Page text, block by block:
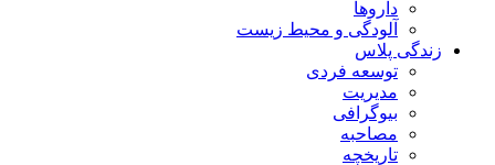
داروها
آلودگی و محیط زیست
زندگی پلاس
توسعه فردی
مدیریت
بیوگرافی
مصاحبه
تاریخچه